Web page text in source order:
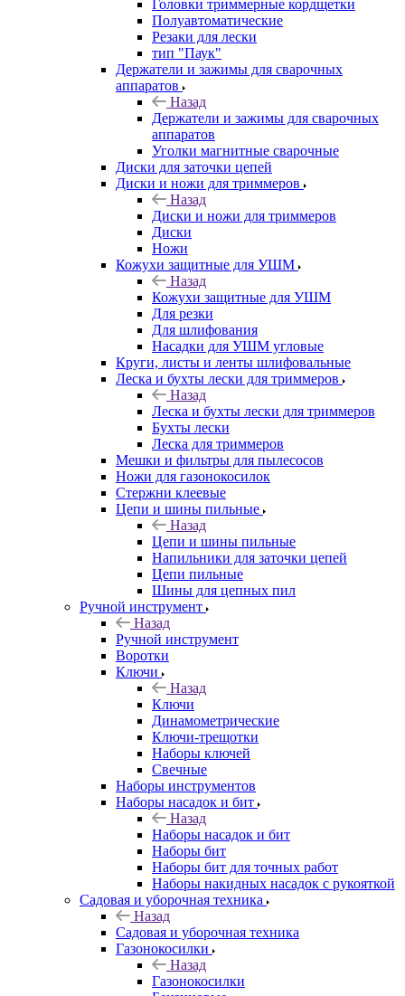
Головки триммерные кордщетки
Полуавтоматические
Резаки для лески
тип "Паук"
Держатели и зажимы для сварочных
аппаратов
Назад
Держатели и зажимы для сварочных
аппаратов
Уголки магнитные сварочные
Диски для заточки цепей
Диски и ножи для триммеров
Назад
Диски и ножи для триммеров
Диски
Ножи
Кожухи защитные для УШМ
Назад
Кожухи защитные для УШМ
Для резки
Для шлифования
Насадки для УШМ угловые
Круги, листы и ленты шлифовальные
Леска и бухты лески для триммеров
Назад
Леска и бухты лески для триммеров
Бухты лески
Леска для триммеров
Мешки и фильтры для пылесосов
Ножи для газонокосилок
Стержни клеевые
Цепи и шины пильные
Назад
Цепи и шины пильные
Напильники для заточки цепей
Цепи пильные
Шины для цепных пил
Ручной инструмент
Назад
Ручной инструмент
Воротки
Ключи
Назад
Ключи
Динамометрические
Ключи-трещотки
Наборы ключей
Свечные
Наборы инструментов
Наборы насадок и бит
Назад
Наборы насадок и бит
Наборы бит
Наборы бит для точных работ
Наборы накидных насадок с рукояткой
Садовая и уборочная техника
Назад
Садовая и уборочная техника
Газонокосилки
Назад
Газонокосилки